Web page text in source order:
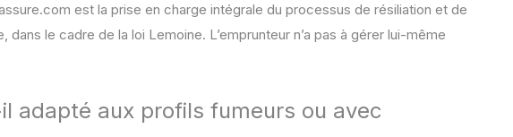
est la prise en charge intégrale du processus de résiliation et de
dans le cadre de la loi Lemoine. L’emprunteur n’a pas à gérer lui-même
adapté aux profils fumeurs ou avec